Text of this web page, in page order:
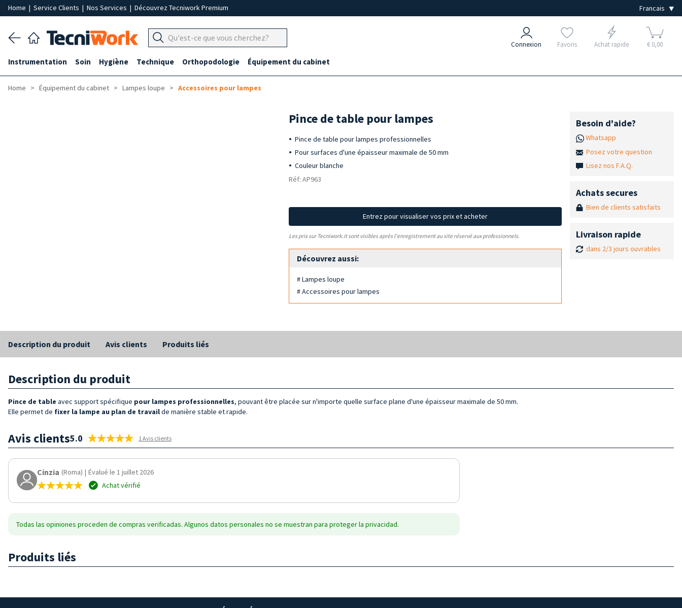
Home | Service Clients | Nos Services | Découvrez Tecniwork Premium
Connexion Favoris Achat rapide € 0,00
Instrumentation Soin Hygiène Technique Orthopodologie Équipement du cabinet
Home Équipement du cabinet Lampes loupe Accessoires pour lampes
Pince de table pour lampes
Pince de table pour lampes professionnelles
Pour surfaces d'une épaisseur maximale de 50 mm
Couleur blanche
Réf: AP963
Entrez pour visualiser vos prix et acheter
Les prix sur Tecniwork.it sont visibles après l'enregistrement au site réservé aux professionnels.
Découvrez aussi:
# Lampes loupe
# Accessoires pour lampes
Besoin d'aide?
Whatsapp
Posez votre question
Lisez nos F.A.Q.
Achats secures
Bien de clients satisfaits
Livraison rapide
dans 2/3 jours ouvrables
Description du produit Avis clients Produits liés
Description du produit
Pince de table avec support spécifique pour lampes professionnelles, pouvant être placée sur n'importe quelle surface plane d'une épaisseur maximale de 50 mm.
Elle permet de fixer la lampe au plan de travailde manière stable et rapide.
Avis clients5.0 1 Avis clients
Cinzia (Roma) | Évalué le 1 juillet 2026
Achat vérifié
Todas las opiniones proceden de compras verificadas. Algunos datos personales no se muestran para proteger la privacidad.
Produits liés